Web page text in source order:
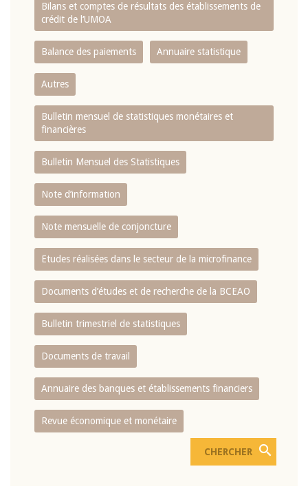
Bilans et comptes de résultats des établissements de
crédit de l‘UMOA
Balance des paiements Annuaire statistique
Autres
Bulletin mensuel de statistiques monétaires et
financières
Bulletin Mensuel des Statistiques
Note d’information
Note mensuelle de conjoncture
Etudes réalisées dans le secteur de la microfinance
Documents d’études et de recherche de la BCEAO
Bulletin trimestriel de statistiques
Documents de travail
Annuaire des banques et établissements financiers
Revue économique et monétaire